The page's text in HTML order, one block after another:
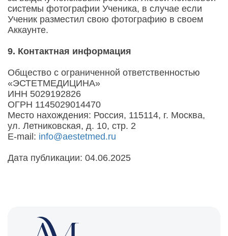
системы фотографии Ученика, в случае если
Ученик разместил свою фотографию в своем
Аккаунте.
9. Контактная информация
Общество с ограниченной ответственностью
«ЭСТЕТМЕДИЦИНА»
ИНН 5029192826
ОГРН 1145029014470
Место нахождения: Россия, 115114, г. Москва,
ул. Летниковская, д. 10, стр. 2
E-mail: info@aestetmed.ru
Дата публикации: 04.06.2025